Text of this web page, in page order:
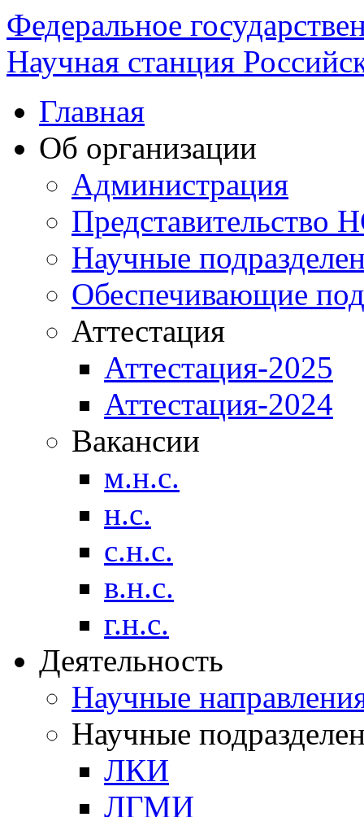
Федеральное
Научная станция
Главная
Об организации
Администрация
Научные
Обеспечивающие
Аттестация
Аттестация-2025
Аттестация-2024
Вакансии
м.н.с.
н.с.
с.н.с.
в.н.с.
г.н.с.
Деятельность
Научные
Научные
ЛКИ
ЛГМИ